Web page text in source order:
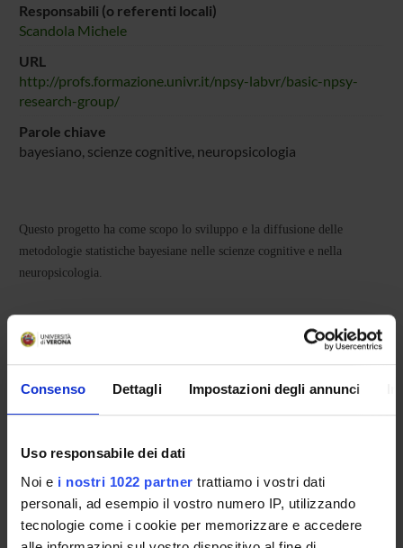
Consenso Dettagli Impostazioni degli annunci
Uso responsabile dei dati
Noi e i nostri 1022 partner trattiamo i vostri dati
personali, ad esempio il vostro numero IP, utilizzando
tecnologie come i cookie per memorizzare e accedere
Responsabili (o referenti locali)
Scandola Michele
URL
http://profs.formazione.univr.it/npsy-labvr/basic-npsy-
research-group/
Parole chiave
bayesiano, scienze cognitive, neuropsicologia
Questo progetto ha come scopo lo sviluppo e la diffusione delle
metodologie statistiche bayesiane nelle scienze cognitive e nella
neuropsicologia.
PARTECIPANTI AL PROGETTO
Michele Scandola
Professore associato
Daniele Romano
Università di Milano Bicocca